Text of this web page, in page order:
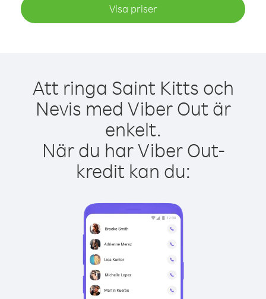
Visa priser
Att ringa Saint Kitts och
Nevis med Viber Out är
enkelt.
När du har Viber Out-
kredit kan du: